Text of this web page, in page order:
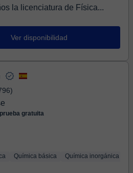
la licenciatura de Física...
Ver disponibilidad
gratuita
Química básica Química inorgánica